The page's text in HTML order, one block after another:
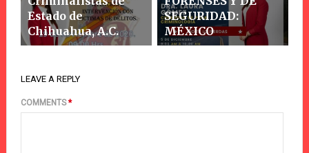
Estado de
Chihuahua, A.C.
SEGURIDAD:
MÉXICO
LEAVE A REPLY
COMMENTS*